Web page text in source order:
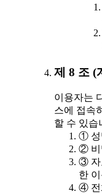
제 8 조 (
이용자는
스에 접속
할 수 있습
① 성
② 비
③ 자
한
④ 전